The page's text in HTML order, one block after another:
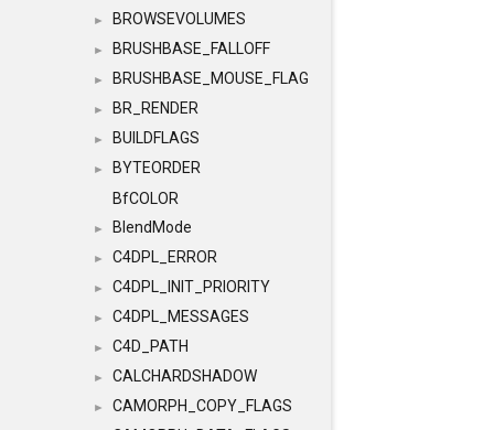
► BROWSEVOLUMES
► BRUSHBASE_FALLOFF
► BRUSHBASE_MOUSE_FLAG
► BR_RENDER
► BUILDFLAGS
►
BYTEORDER
BfCOLOR
► BlendMode
► C4DPL_ERROR
► C4DPL_INIT_PRIORITY
► C4DPL_MESSAGES
► C4D_PATH
► CALCHARDSHADOW
►
CAMORPH_COPY_FLAGS